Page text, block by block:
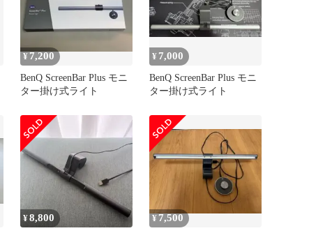
¥ 7,200
BenQ ScreenBar Plus モニ
ター掛け式ライト
¥ 7,000
BenQ ScreenBar Plus モニ
ター掛け式ライト
¥8,800 ¥ 7,500